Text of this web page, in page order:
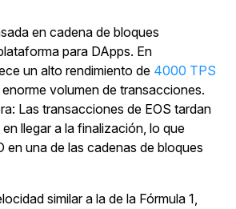
en cadena de bloques
para DApps. En
un alto rendimiento de 4000 TPS
volumen de transacciones.
Las transacciones de EOS tardan
en llegar a la finalización, lo que
en una de las cadenas de bloques
similar a la de la Fórmula 1,